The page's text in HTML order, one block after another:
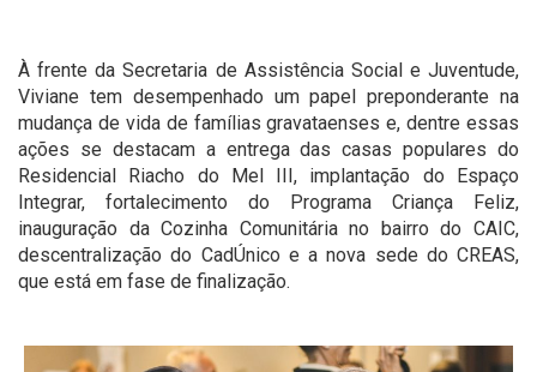
À frente da Secretaria de Assistência Social e Juventude,
Viviane tem desempenhado um papel preponderante na
mudança de vida de famílias gravataenses e, dentre essas
ações se destacam a entrega das casas populares do
Residencial Riacho do Mel III, implantação do Espaço
Integrar, fortalecimento do Programa Criança Feliz,
inauguração da Cozinha Comunitária no bairro do CAIC,
descentralização do CadÚnico e a nova sede do CREAS,
que está em fase de finalização.